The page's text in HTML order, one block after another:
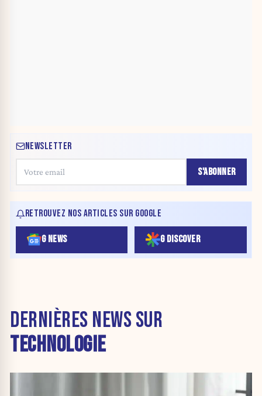
NEWSLETTER
S'ABONNER
RETROUVEZ NOS ARTICLES SUR GOOGLE
G NEWS G DISCOVER
DERNIÈRES NEWS SUR
TECHNOLOGIE